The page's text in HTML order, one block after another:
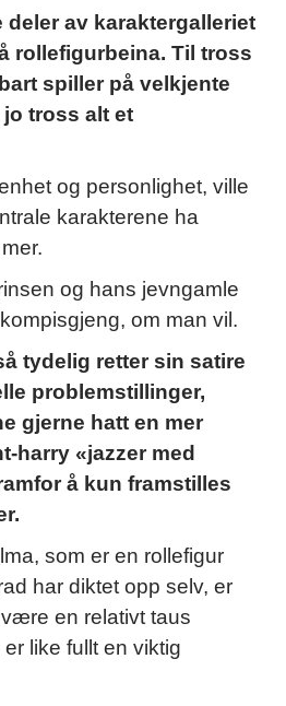
av karaktergalleriet
rollefigurbeina. Til tross
spiller på velkjente
tross alt et
og personlighet, ville
karakterene ha
og hans jevngamle
om man vil.
tydelig retter sin satire
problemstillinger,
gjerne hatt en mer
harry «jazzer med
å kun framstilles
som er en rollefigur
har diktet opp selv, er
en relativt taus
like fullt en viktig